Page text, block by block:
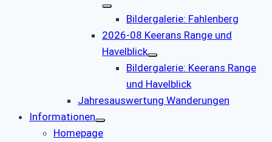
Bildergalerie: Fahlenberg
2026-08 Keerans Range und
Havelblick
Bildergalerie: Keerans Range
und Havelblick
Jahresauswertung Wanderungen
Informationen
Homepage